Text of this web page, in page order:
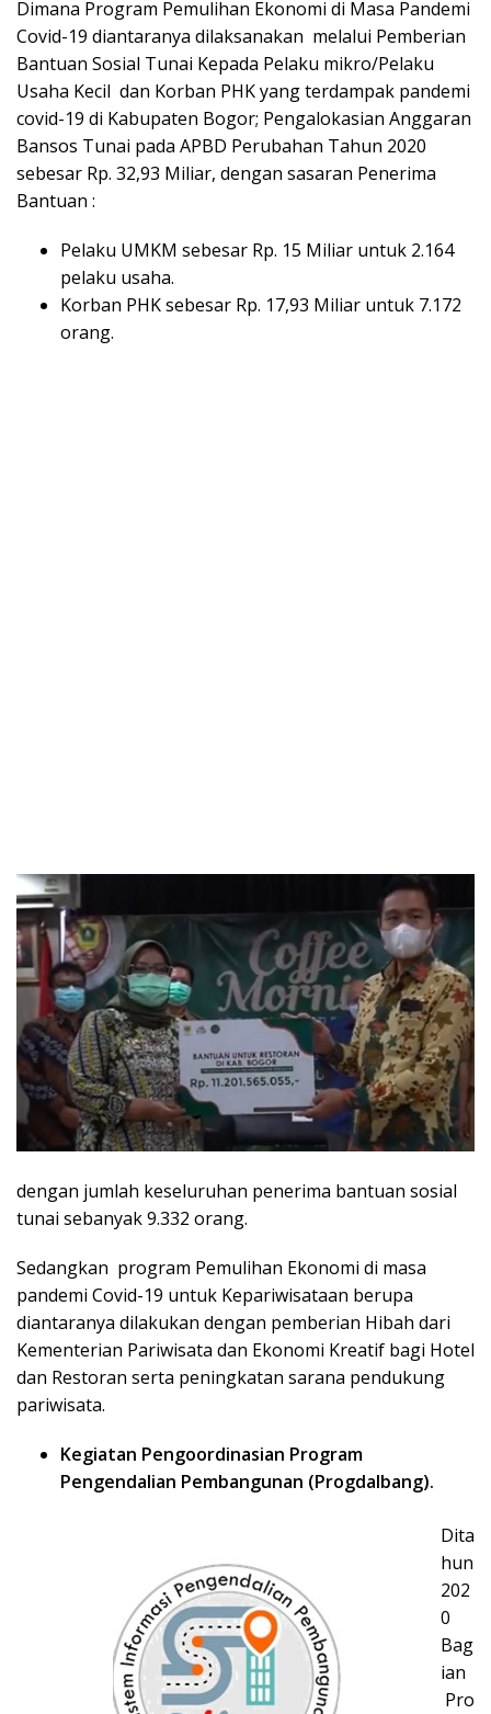
Dimana Program Pemulihan Ekonomi di Masa Pandemi
Covid-19 diantaranya dilaksanakan melalui Pemberian
Bantuan Sosial Tunai Kepada Pelaku mikro/Pelaku
Usaha Kecil dan Korban PHK yang terdampak pandemi
covid-19 di Kabupaten Bogor; Pengalokasian Anggaran
Bansos Tunai pada APBD Perubahan Tahun 2020
sebesar Rp. 32,93 Miliar, dengan sasaran Penerima
Bantuan :
Pelaku UMKM sebesar Rp. 15 Miliar untuk 2.164
pelaku usaha.
Korban PHK sebesar Rp. 17,93 Miliar untuk 7.172
orang.
dengan jumlah keseluruhan penerima bantuan sosial
tunai sebanyak 9.332 orang.
Sedangkan program Pemulihan Ekonomi di masa
pandemi Covid-19 untuk Kepariwisataan berupa
diantaranya dilakukan dengan pemberian Hibah dari
Kementerian Pariwisata dan Ekonomi Kreatif bagi Hotel
dan Restoran serta peningkatan sarana pendukung
pariwisata.
Kegiatan Pengoordinasian Program
Pengendalian Pembangunan (Progdalbang).
Dita
hun
202
0
Bag
ian
Pro